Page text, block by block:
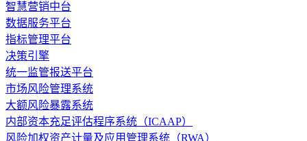
智慧营销中台
数据服务平台
指标管理平台
决策引擎
统一监管报送平台
市场风险管理系统
大额风险暴露系统
内部资本充足评估程序系统（ICAAP）
风险加权资产计量及应用管理系统（RWA）